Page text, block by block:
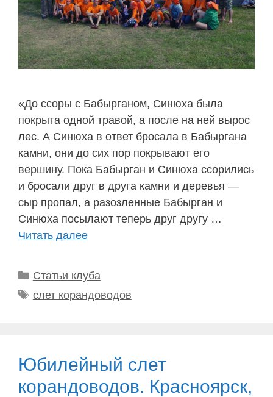
«До ссоры с Бабырганом, Синюха была
покрыта одной травой, а после на ней вырос
лес. А Синюха в ответ бросала в Бабыргана
камни, они до сих пор покрывают его
вершину. Пока Бабырган и Синюха ссорились
и бросали друг в друга камни и деревья —
сыр пропал, а разозленные Бабырган и
Синюха посылают теперь друг другу …
Читать далее
Рубрики
Статьи клуба
Метки
слет корандоводов
Юбилейный слет
корандоводов. Красноярск,